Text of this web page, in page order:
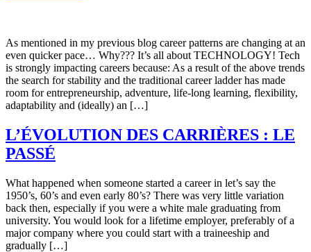
As mentioned in my previous blog career patterns are changing at an
even quicker pace… Why??? It’s all about TECHNOLOGY! Tech
is strongly impacting careers because: As a result of the above trends
the search for stability and the traditional career ladder has made
room for entrepreneurship, adventure, life-long learning, flexibility,
adaptability and (ideally) an […]
L’ÉVOLUTION DES CARRIÈRES : LE
PASSÉ
What happened when someone started a career in let’s say the
1950’s, 60’s and even early 80’s? There was very little variation
back then, especially if you were a white male graduating from
university. You would look for a lifetime employer, preferably of a
major company where you could start with a traineeship and
gradually […]